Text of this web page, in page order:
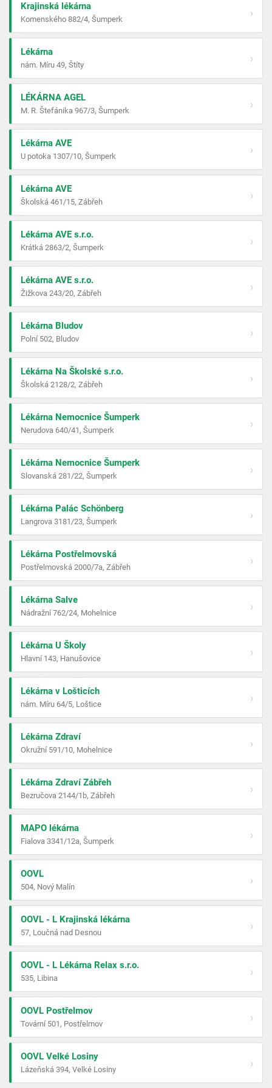
Krajinská lékárna
Komenského 882/4, Šumperk
›
Lékárna
nám. Míru 49, Štíty
›
LÉKÁRNA AGEL
M. R. Štefánika 967/3, Šumperk
›
Lékárna AVE
U potoka 1307/10, Šumperk
›
Lékárna AVE
Školská 461/15, Zábřeh
›
Lékárna AVE s.r.o.
Krátká 2863/2, Šumperk
›
Lékárna AVE s.r.o.
Žižkova 243/20, Zábřeh
›
Lékárna Bludov
Polní 502, Bludov
›
Lékárna Na Školské s.r.o.
Školská 2128/2, Zábřeh
›
Lékárna Nemocnice Šumperk
Nerudova 640/41, Šumperk
›
Lékárna Nemocnice Šumperk
Slovanská 281/22, Šumperk
›
Lékárna Palác Schönberg
Langrova 3181/23, Šumperk
›
Lékárna Postřelmovská
Postřelmovská 2000/7a, Zábřeh
›
Lékárna Salve
Nádražní 762/24, Mohelnice
›
Lékárna U Školy
Hlavní 143, Hanušovice
›
Lékárna v Lošticích
nám. Míru 64/5, Loštice
›
Lékárna Zdraví
Okružní 591/10, Mohelnice
›
Lékárna Zdraví Zábřeh
Bezručova 2144/1b, Zábřeh
›
MAPO lékárna
Fialova 3341/12a, Šumperk
›
OOVL
504, Nový Malín
›
OOVL - L Krajinská lékárna
57, Loučná nad Desnou
›
OOVL - L Lékárna Relax s.r.o.
535, Libina
›
OOVL Postřelmov
Tovární 501, Postřelmov
›
OOVL Velké Losiny
Lázeňská 394, Velké Losiny
›